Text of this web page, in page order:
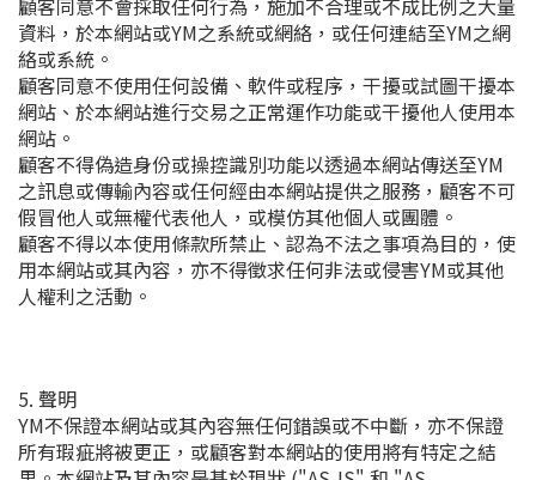
資料，於本網站或YM之系統或網絡，或任何連結至YM之網
絡或系統。
顧客同意不使用任何設備、軟件或程序，干擾或試圖干擾本
網站、於本網站進行交易之正常運作功能或干擾他人使用本
網站。
顧客不得偽造身份或操控識別功能以透過本網站傳送至YM
之訊息或傳輸內容或任何經由本網站提供之服務，顧客不可
假冒他人或無權代表他人，或模仿其他個人或團體。
顧客不得以本使用條款所禁止、認為不法之事項為目的，使
用本網站或其內容，亦不得徵求任何非法或侵害YM或其他
人權利之活動。
5. 聲明
YM不保證本網站或其內容無任何錯誤或不中斷，亦不保證
所有瑕疵將被更正，或顧客對本網站的使用將有特定之結